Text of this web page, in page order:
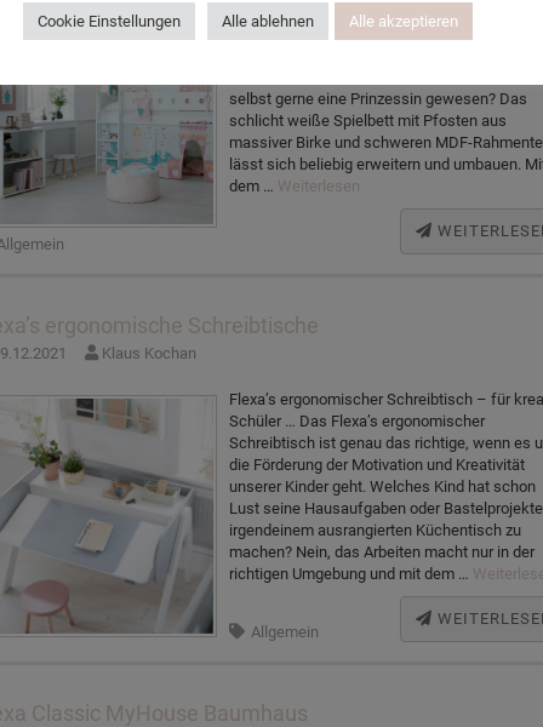
Flexa White Spielbett ist mit seinem
Prinzessinnen-Motiv genau das Richtige für
selbst gerne eine Prinzessin gewesen? Das
schlicht weiße Spielbett mit Pfosten aus
massiver Birke und schweren MDF-
lässt sich beliebig erweitern und umbauen.
dem … Weiterlesen
ergonomische Schreibtische
Klaus Kochan
Flexa’s ergonomischer Schreibtisch – für
Schüler … Das Flexa’s ergonomischer
Schreibtisch ist genau das richtige, wenn es
die Förderung der Motivation und Kreativität
unserer Kinder geht. Welches Kind hat schon
Lust seine Hausaufgaben oder
irgendeinem ausrangierten Küchentisch zu
machen? Nein, das Arbeiten macht nur in der
richtigen Umgebung und mit dem …
Allgemein
Classic MyHouse Baumhaus
Cookie Einstellungen Alle ablehnen Alle akzeptieren